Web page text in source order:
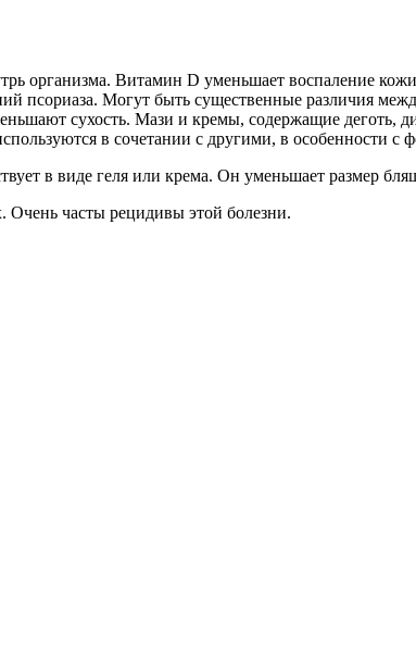
организма. Витамин D уменьшает воспаление
псориаза. Могут быть существенные различия
сухость. Мази и кремы, содержащие деготь,
в сочетании с другими, в особенности с
в виде геля или крема. Он уменьшает размер
Очень часты рецидивы этой болезни.